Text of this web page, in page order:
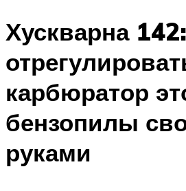
Хускварна
карбюратор
бензопилы
руками